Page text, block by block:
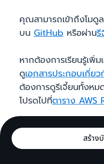
คุณสามารถเข้าถึงโมดู
บน GitHub หรือผ่าน
หากต้องการเรียนรู้เพิ่
ดูเอกสารประกอบเกี่ย
ต้องการดูรีเจี้ยนทั้งห
โปรดไปที่ตาราง AWS
สร้าง